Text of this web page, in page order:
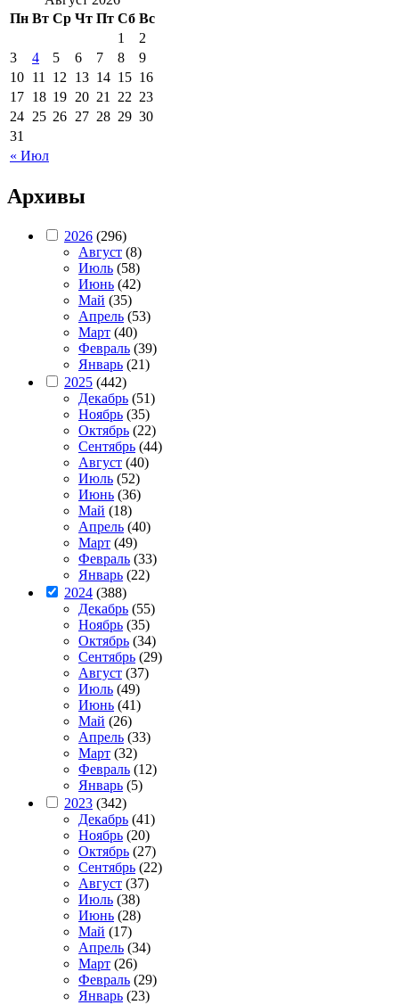
Пн Вт Ср Чт Пт Сб Вс
« Июл
1
2
3
4 5 6 7 8
9
10 11 12 13 14 15 16
17 18 19 20 21 22 23
24 25 26 27 28 29 30
31
Архивы
2026 (296)
Август (8)
Июль (58)
Июнь (42)
Май (35)
Апрель (53)
Март (40)
Февраль (39)
Январь (21)
2025 (442)
Декабрь (51)
Ноябрь (35)
Октябрь (22)
Сентябрь (44)
Август (40)
Июль (52)
Июнь (36)
Май (18)
Апрель (40)
Март (49)
Февраль (33)
Январь (22)
2024 (388)
Декабрь (55)
Ноябрь (35)
Октябрь (34)
Сентябрь (29)
Август (37)
Июль (49)
Июнь (41)
Май (26)
Апрель (33)
Март (32)
Февраль (12)
Январь (5)
2023 (342)
Декабрь (41)
Ноябрь (20)
Октябрь (27)
Сентябрь (22)
Август (37)
Июль (38)
Июнь (28)
Май (17)
Апрель (34)
Март (26)
Февраль (29)
Январь (23)